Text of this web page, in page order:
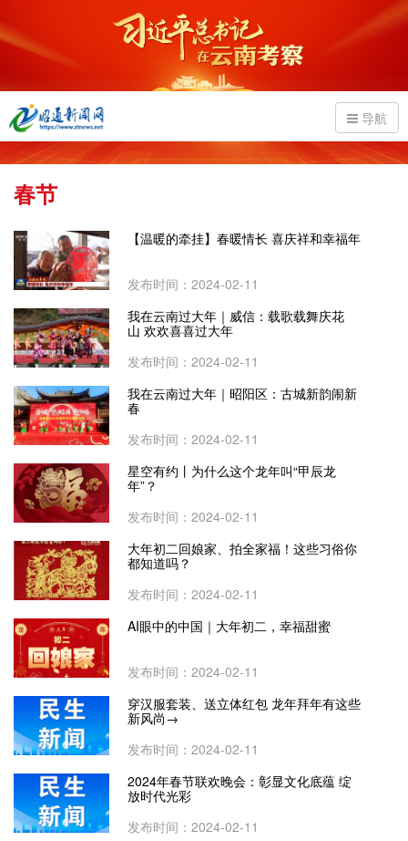
导航
春节
【温暖的牵挂】春暖情长 喜庆祥和幸福年
发布时间：2024-02-11
我在云南过大年｜威信：载歌载舞庆花
山 欢欢喜喜过大年
发布时间：2024-02-11
我在云南过大年｜昭阳区：古城新韵闹新
春
发布时间：2024-02-11
星空有约丨为什么这个龙年叫“甲辰龙
年”？
发布时间：2024-02-11
大年初二回娘家、拍全家福！这些习俗你
都知道吗？
发布时间：2024-02-11
AI眼中的中国｜大年初二，幸福甜蜜
发布时间：2024-02-11
穿汉服套装、送立体红包 龙年拜年有这些
新风尚→
发布时间：2024-02-11
2024年春节联欢晚会：彰显文化底蕴 绽
放时代光彩
发布时间：2024-02-11